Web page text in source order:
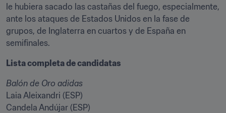
le hubiera sacado las castañas del fuego, especialmente,
ante los ataques de Estados Unidos en la fase de
grupos, de Inglaterra en cuartos y de España en
semifinales.
Lista completa de candidatas
Laia Aleixandri (ESP)
Candela Andújar (ESP)